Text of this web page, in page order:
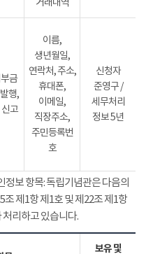
거래내역
금
행,
고
이름,
생년월일,
연락처, 주소,
휴대폰,
이메일,
직장주소,
주민등록번
호
신청자
준영구 /
세무처리
정보 5년
보 항목: 독립기념관은 다음의
제1항 제1호 및 제22조 제1항
리하고 있습니다.
보유 및